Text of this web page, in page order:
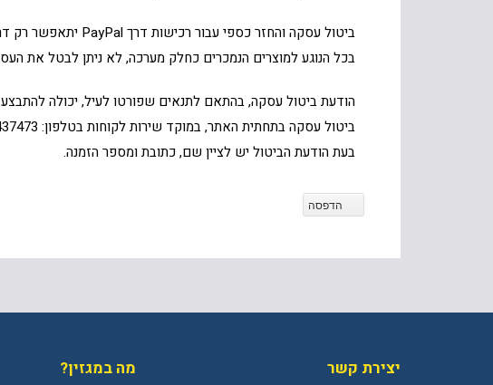
ביטול עסקה והחזר כספי עבור רכישות דרך PayPal יתאפשר רק דרך PayPal באמצעות החשבון דרכו בוצעה ההזמנה.
בכל הנוגע למוצרים הנמכרים כחלק מערכה, לא ניתן לבטל את
הודעת ביטול עסקה, בהתאם לתנאים שפורטו לעיל, יכולה
ביטול עסקה בתחתית האתר, במוקד שירות לקוחות בטלפון: 0765437473, בדואר רשום לכתובת התאנה 438, בית אריה, מיקוד: 7194700 .
בעת הודעת הביטול יש לציין שם, כתובת ומספר הזמנה.
הדפסה
יצירת קשר מה במגזין?